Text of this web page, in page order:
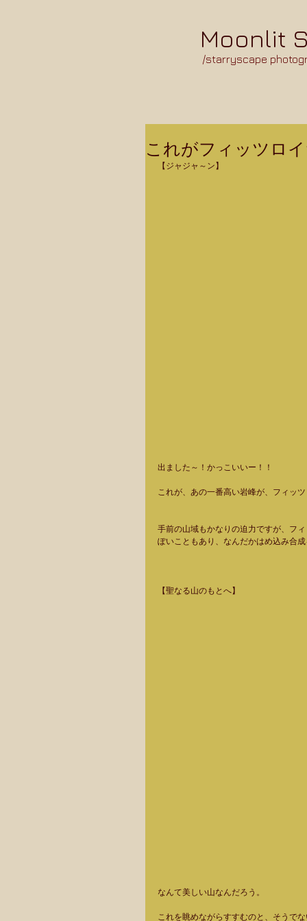
Moonlit
/starryscape
これがフィッツロ
【ジャジャ～ン】
出ました～！かっこいいー！！
これが、あの一番高い岩峰が、フィッ
手前の山域もかなりの迫力ですが、フ
ぽいこともあり、なんだかはめ込み合
【聖なる山のもとへ】
なんて美しい山なんだろう。
これを眺めながらすすむのと、そうで